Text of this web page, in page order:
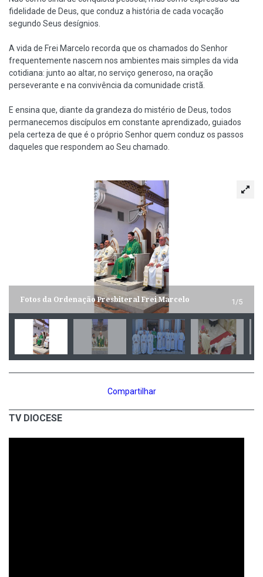
fidelidade de Deus, que conduz a história de cada vocação
segundo Seus desígnios.
A vida de Frei Marcelo recorda que os chamados do Senhor
frequentemente nascem nos ambientes mais simples da vida
cotidiana: junto ao altar, no serviço generoso, na oração
perseverante e na convivência da comunidade cristã.
E ensina que, diante da grandeza do mistério de Deus, todos
permanecemos discípulos em constante aprendizado, guiados
pela certeza de que é o próprio Senhor quem conduz os passos
daqueles que respondem ao Seu chamado.
Fotos da Ordenação Presbiteral Frei Marcelo 1/5
Compartilhar
TV DIOCESE